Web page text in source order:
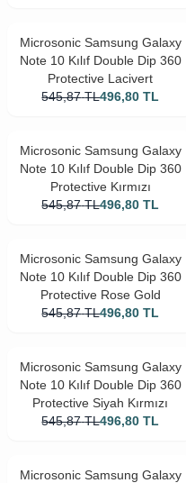
Microsonic Samsung Galaxy
Note 10 Kılıf Double Dip 360
Protective Lacivert
545,87 TL496,80 TL
Microsonic Samsung Galaxy
Note 10 Kılıf Double Dip 360
Protective Kırmızı
545,87 TL496,80 TL
Microsonic Samsung Galaxy
Note 10 Kılıf Double Dip 360
Protective Rose Gold
545,87 TL496,80 TL
Microsonic Samsung Galaxy
Note 10 Kılıf Double Dip 360
Protective Siyah Kırmızı
545,87 TL496,80 TL
Microsonic Samsung Galaxy